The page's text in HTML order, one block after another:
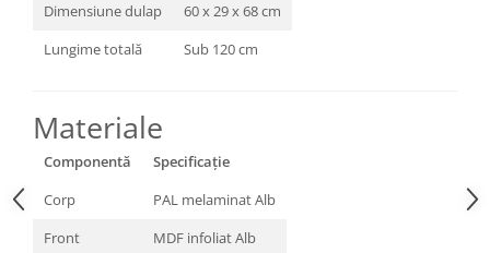
Dimensiune dulap
60 x 29 x 68 cm
Lungime totală
Sub 120 cm
Materiale
Componentă
Specificație
Corp
PAL melaminat Alb
Front
MDF infoliat Alb